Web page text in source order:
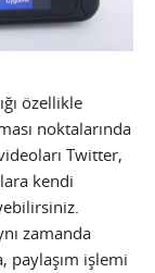
özellikle
noktalarında
Twitter,
kendi
zamanda
paylaşım işlemi